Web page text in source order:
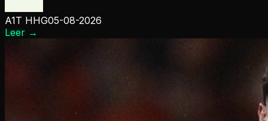
A1T HHG05-08-2026
Leer →